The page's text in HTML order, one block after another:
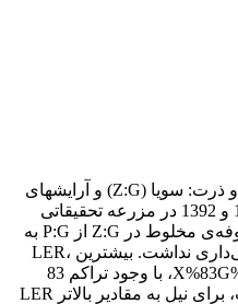
به منظور یافتن جایگزینی برای کشت خالص تابستانه‌ی ذرت علوفه‌ای (Zea mays)، سیستمهای کشت مخلوط ارزن مرواریدی (Pennisetum glaucum): سویا (Glycine max) (P:G) و ذرت: سویا (Z:G) و آرایشهای
کشت جایگزینی (XXG، XXGG و XGG) و افزایشی (X%100G%25، X%100G%50 و X%83G%67) به صورت فاکتوریل در قالب طرح بلوکهای کامل تصادفی طی سالهای 1391 و 1392 در مزرعه تحقیقاتی
پردیس کشاورزی و منابع طبیعی دانشگاه تهران، در کرج بررسی شد (G و X بترتیب: سویا و گیاه غلات شامل ذرت، Z یا ارزن، P). نتایج نشان داد که عملکرد علوفه‌ی غلات و علوفه‌ی مخلوط در Z:G از P:G به
میزان چشمگیری بیشتر بود. غلات در کشت مخلوط جزء غالب بودند و غالبیت ذرت بیشتر از ارزن بود. سیستم و آرایش کشت مخلوط بر کل نسبت برابری زمین (LER) اثر معنی‌داری نداشت. بیشترین LER،
1.15 در P%100G%25 سال 1392 و 1.07 در Z%83G%67 سال 1393 بدون احتساب چین دوم ارزن و 1.10 در PGG با داده های مجموع دو چین ارزن در سال 1393 ثبت شد. در X%83G%67، با وجود تراکم 83
درصد غلات نسبت به کشت خالص، LER برای ذرت 0.95 ولی برای ارزن 0.70 بود. در جمع‌بندی کلی، آرایشهای افزایشی با درصد کمی سویا و یا با کاهش مختصری در سهم غلات، برای نیل به مقادیر بالاتر LER